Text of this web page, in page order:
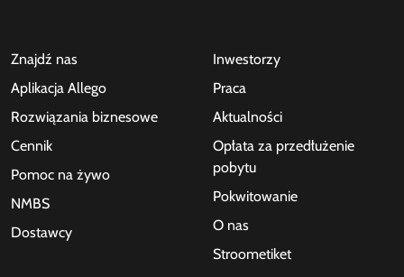
Znajdź nas
Aplikacja Allego
Rozwiązania biznesowe
Cennik
Pomoc na żywo
NMBS
Dostawcy
Inwestorzy
Praca
Aktualności
Opłata za przedłużenie
pobytu
Pokwitowanie
O nas
Stroometiket